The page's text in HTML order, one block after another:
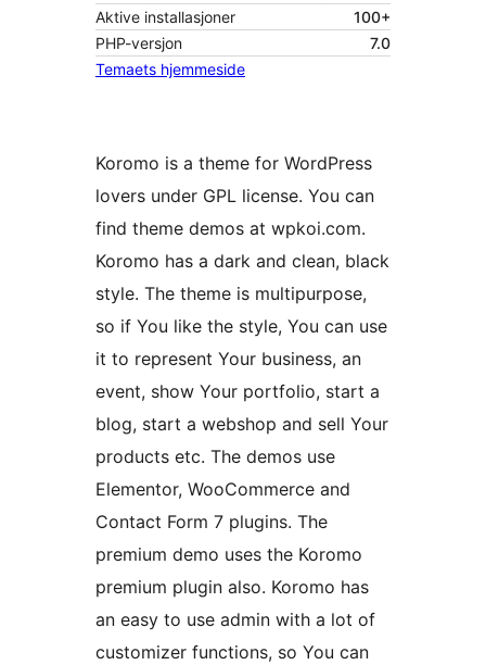
Aktive installasjoner
100+
PHP-versjon
7.0
Temaets hjemmeside
Koromo is a theme for WordPress
lovers under GPL license. You can
find theme demos at wpkoi.com.
Koromo has a dark and clean, black
style. The theme is multipurpose,
so if You like the style, You can use
it to represent Your business, an
event, show Your portfolio, start a
blog, start a webshop and sell Your
products etc. The demos use
Elementor, WooCommerce and
Contact Form 7 plugins. The
premium demo uses the Koromo
premium plugin also. Koromo has
an easy to use admin with a lot of
customizer functions, so You can